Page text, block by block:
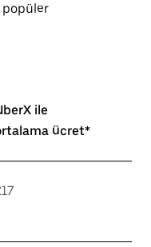
popüler
ile
ücret*